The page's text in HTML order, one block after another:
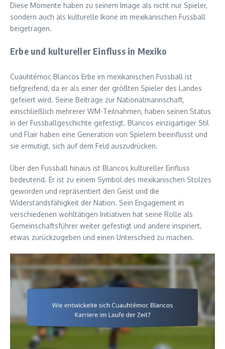
Diese Momente haben zu seinem Image als nicht nur Spieler,
sondern auch als kulturelle Ikone im mexikanischen Fussball
beigetragen.
Erbe und kultureller Einfluss in Mexiko
Cuauhtémoc Blancos Erbe im mexikanischen Fussball ist
tiefgreifend, da er als einer der größten Spieler des Landes
gefeiert wird. Seine Beiträge zur Nationalmannschaft,
einschließlich mehrerer WM-Teilnahmen, haben seinen Status
in der Fussballgeschichte gefestigt. Blancos einzigartiger Stil
und Flair haben eine Generation von Spielern beeinflusst und
sie ermutigt, sich auf dem Feld auszudrücken.
Über den Fussball hinaus ist Blancos kultureller Einfluss
bedeutend. Er ist zu einem Symbol des mexikanischen Stolzes
geworden und repräsentiert den Geist und die
Widerstandsfähigkeit der Nation. Sein Engagement in
verschiedenen wohltätigen Initiativen hat seine Rolle als
Gemeinschaftsführer weiter gefestigt und andere inspiriert,
etwas zurückzugeben und einen Unterschied zu machen.